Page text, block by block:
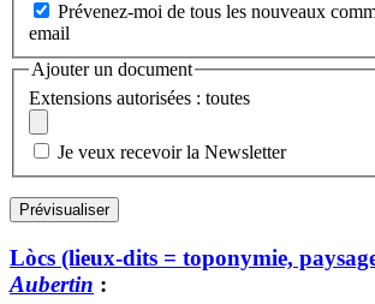
Prévenez-moi de tous les nouveaux
email
Ajouter un document
Extensions autorisées : toutes
Je veux recevoir la Newsletter
Lòcs (lieux-dits = toponymie,
Aubertin :